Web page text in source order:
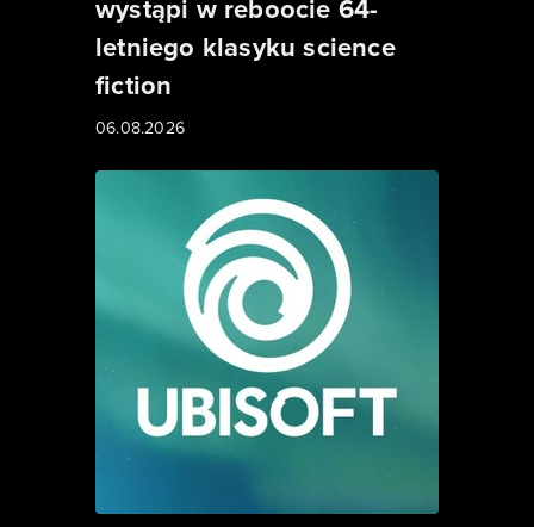
wystąpi w reboocie 64-
letniego klasyku science
fiction
06.08.2026